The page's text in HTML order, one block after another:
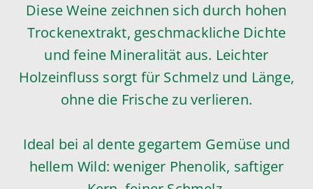
Diese Weine zeichnen sich durch hohen
Trockenextrakt, geschmackliche Dichte
und feine Mineralität aus. Leichter
Holzeinfluss sorgt für Schmelz und Länge,
ohne die Frische zu verlieren.
Ideal bei al dente gegartem Gemüse und
hellem Wild: weniger Phenolik, saftiger